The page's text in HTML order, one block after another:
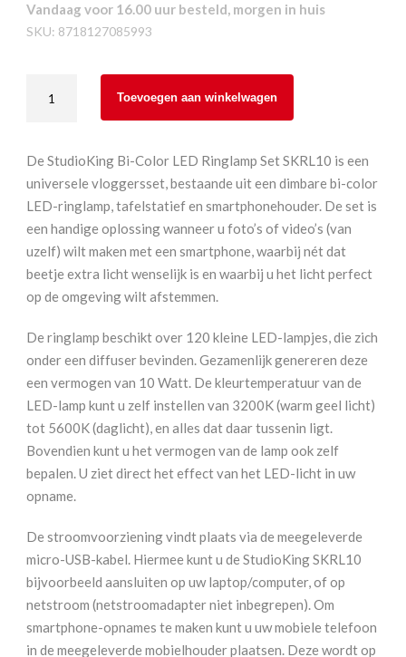
Vandaag voor 16.00 uur besteld, morgen in huis
SKU: 8718127085993
LED
set
SKRL10
aantal
Toevoegen aan winkelwagen
De StudioKing Bi-Color LED Ringlamp Set SKRL10 is een
universele vloggersset, bestaande uit een dimbare bi-color
LED-ringlamp, tafelstatief en smartphonehouder. De set is
een handige oplossing wanneer u foto’s of video’s (van
uzelf) wilt maken met een smartphone, waarbij nét dat
beetje extra licht wenselijk is en waarbij u het licht perfect
op de omgeving wilt afstemmen.
De ringlamp beschikt over 120 kleine LED-lampjes, die zich
onder een diffuser bevinden. Gezamenlijk genereren deze
een vermogen van 10 Watt. De kleurtemperatuur van de
LED-lamp kunt u zelf instellen van 3200K (warm geel licht)
tot 5600K (daglicht), en alles dat daar tussenin ligt.
Bovendien kunt u het vermogen van de lamp ook zelf
bepalen. U ziet direct het effect van het LED-licht in uw
opname.
De stroomvoorziening vindt plaats via de meegeleverde
micro-USB-kabel. Hiermee kunt u de StudioKing SKRL10
bijvoorbeeld aansluiten op uw laptop/computer, of op
netstroom (netstroomadapter niet inbegrepen). Om
smartphone-opnames te maken kunt u uw mobiele telefoon
in de meegeleverde mobielhouder plaatsen. Deze wordt op